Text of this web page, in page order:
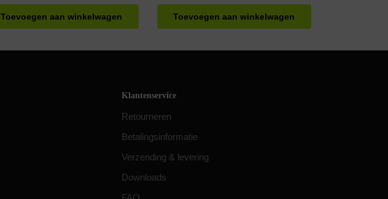
Toevoegen aan winkelwagen Toevoegen aan winkelwagen
Klantenservice
Retourneren
Betalingsinformatie
Verzending & levering
Downloads